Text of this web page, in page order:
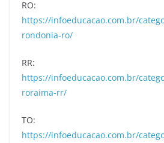
RO:
https://infoeducacao.com.br/
rondonia-ro/
RR:
https://infoeducacao.com.br/
roraima-rr/
TO:
https://infoeducacao.com.br/